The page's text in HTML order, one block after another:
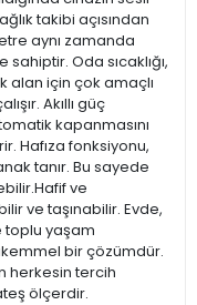
takibi açısından
aynı zamanda
Oda sıcaklığı,
alan için çok amaçlı
Akıllı güç
kapanmasını
Hafıza fonksiyonu,
tanır. Bu sayede
ve
ve taşınabilir. Evde,
toplu yaşam
bir çözümdür.
herkesin tercih
ölçerdir.